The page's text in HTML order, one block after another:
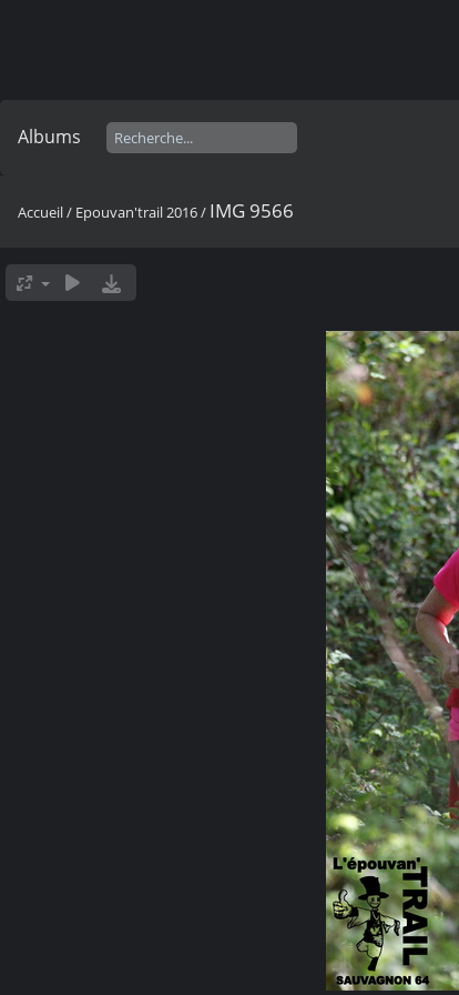
Albums
Accueil/ Epouvan'trail 2016/ IMG 9566